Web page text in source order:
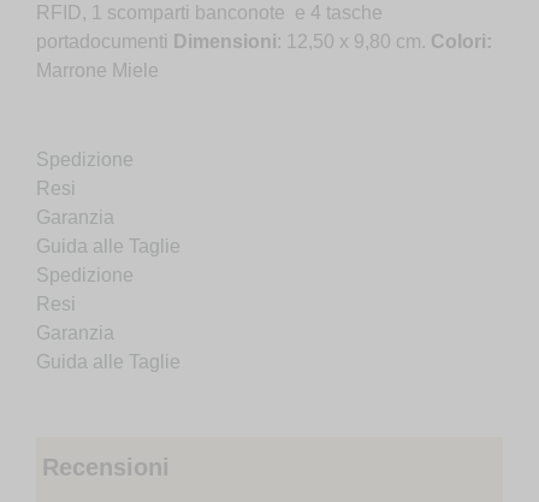
RFID, 1 scomparti banconote e 4 tasche
portadocumenti Dimensioni: 12,50 x 9,80 cm. Colori:
Marrone Miele
Spedizione
Resi
Garanzia
Guida alle Taglie
Spedizione
Resi
Garanzia
Guida alle Taglie
Recensioni